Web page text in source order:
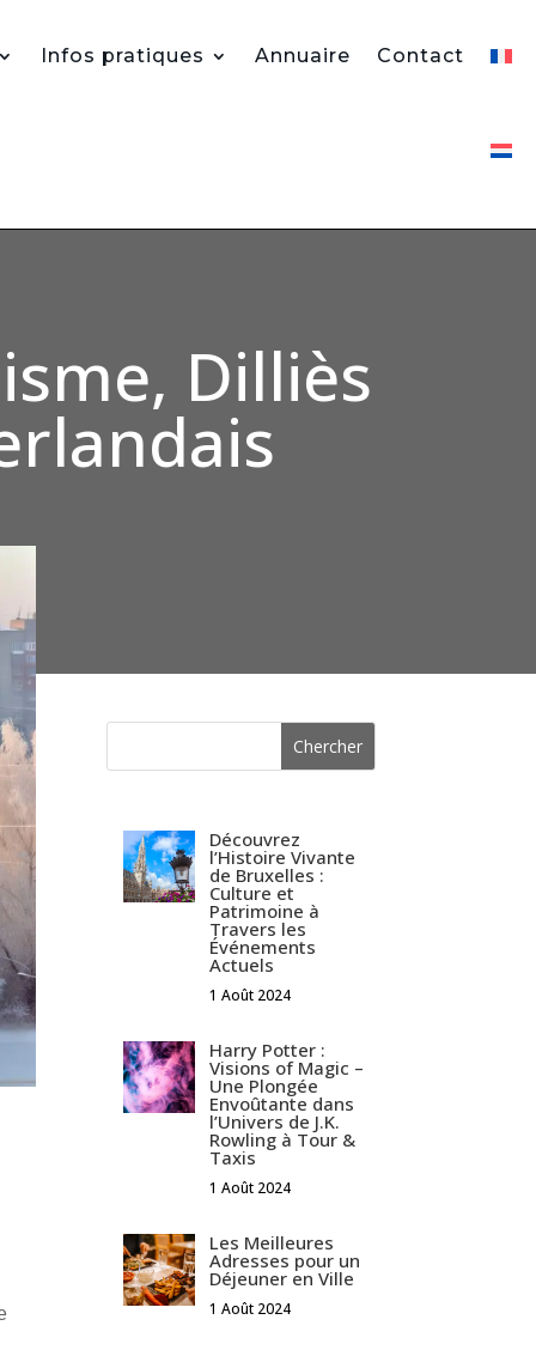
Infos pratiques Annuaire Contact
Dilliès
Découvrez
l’Histoire Vivante
de Bruxelles :
Culture et
Patrimoine à
Travers les
Événements
Actuels
1 Août 2024
Harry Potter :
Visions of Magic –
Une Plongée
Envoûtante dans
l’Univers de J.K.
Rowling à Tour &
Taxis
1 Août 2024
Les Meilleures
Adresses pour un
Déjeuner en Ville
1 Août 2024